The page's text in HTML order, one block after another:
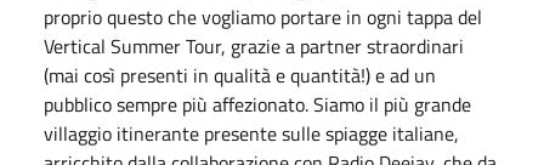
proprio questo che vogliamo portare in ogni tappa del
Vertical Summer Tour, grazie a partner straordinari
(mai così presenti in qualità e quantità!) e ad un
pubblico sempre più affezionato. Siamo il più grande
villaggio itinerante presente sulle spiagge italiane,